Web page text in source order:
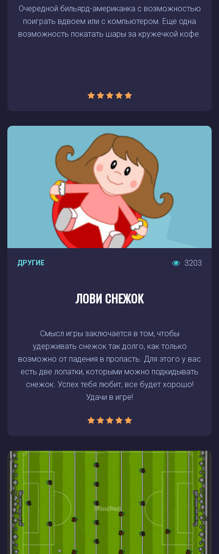
Очередной бильярд-американка с возможностью
поиграть вдвоем или с компьютером. Еще одна
возможность покатать шары за кружечкой кофе.
ДРУГИЕ 3203
ЛОВИ СНЕЖОК
Смысл игры заключается в том, чтобы
удерживать снежок так долго, как только
возможно от падения в пропасть. Для этого у вас
есть две лопатки, которыми можно подкидывать
снежок. Успех тебя любит, все будет хорошо!
Удачи в игре!